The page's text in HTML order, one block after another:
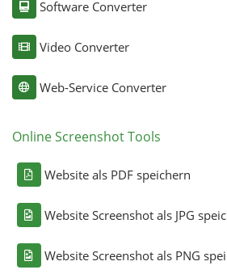
Software Converter
Video Converter
Web-Service Converter
Online Screenshot Tools
Website als PDF speichern
Website Screenshot als JPG
Website Screenshot als PNG